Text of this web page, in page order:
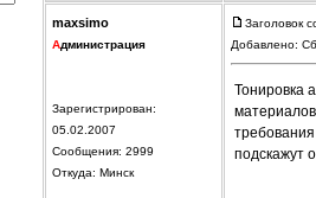
maxsimo
Администрация
Зарегистрирован:
05.02.2007
Сообщения: 2999
Откуда: Минск
Заголовок
Добавлено:
Тонировка
подскажут